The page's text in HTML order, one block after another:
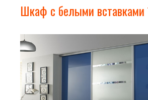
Шкаф с белыми вставками